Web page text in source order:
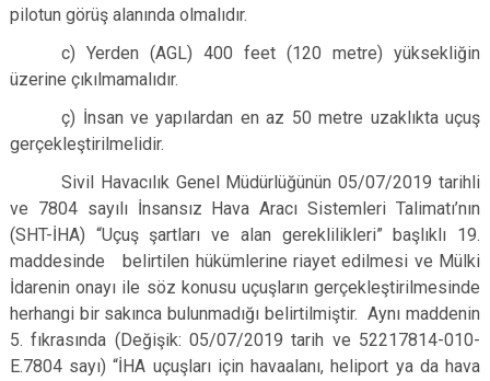
pilotun görüş alanında olmalıdır.
c) Yerden (AGL) 400 feet (120 metre) yüksekliğin
üzerine çıkılmamalıdır.
ç) İnsan ve yapılardan en az 50 metre uzaklıkta uçuş
gerçekleştirilmelidir.
Sivil Havacılık Genel Müdürlüğünün 05/07/2019 tarihli
ve 7804 sayılı İnsansız Hava Aracı Sistemleri Talimatı’nın
(SHT-İHA) “Uçuş şartları ve alan gereklilikleri” başlıklı 19.
maddesinde belirtilen hükümlerine riayet edilmesi ve Mülki
İdarenin onayı ile söz konusu uçuşların gerçekleştirilmesinde
herhangi bir sakınca bulunmadığı belirtilmiştir. Aynı maddenin
5. fıkrasında (Değişik: 05/07/2019 tarih ve 52217814-010-
E.7804 sayı) “İHA uçuşları için havaalanı, heliport ya da hava